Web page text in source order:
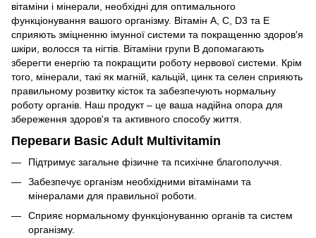
вітаміни і мінерали, необхідні для оптимального
функціонування вашого організму. Вітамін А, С, D3 та Е
сприяють зміцненню імунної системи та покращенню здоров'я
шкіри, волосся та нігтів. Вітаміни групи В допомагають
зберегти енергію та покращити роботу нервової системи. Крім
того, мінерали, такі як магній, кальцій, цинк та селен сприяють
правильному розвитку кісток та забезпечують нормальну
роботу органів. Наш продукт – це ваша надійна опора для
збереження здоров'я та активного способу життя.
Переваги Basic Adult Multivitamin
Підтримує загальне фізичне та психічне благополуччя.
Забезпечує організм необхідними вітамінами та
мінералами для правильної роботи.
Сприяє нормальному функціонуванню органів та систем
організму.